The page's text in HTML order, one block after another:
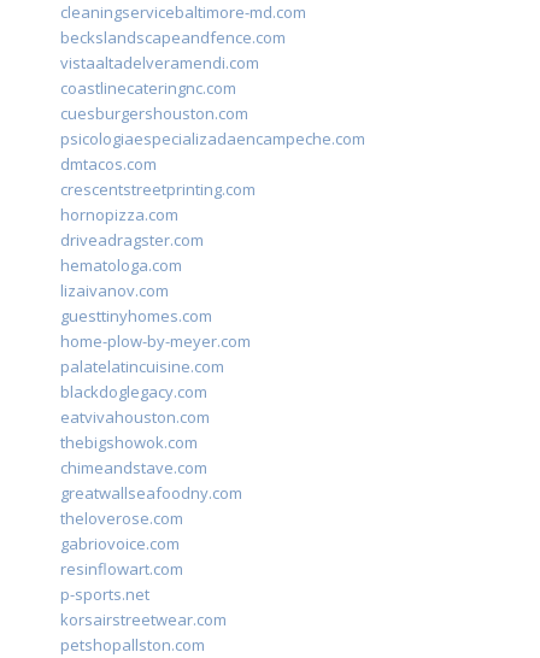
cleaningservicebaltimore-md.com
beckslandscapeandfence.com
vistaaltadelveramendi.com
coastlinecateringnc.com
cuesburgershouston.com
psicologiaespecializadaencampeche.com
dmtacos.com
crescentstreetprinting.com
hornopizza.com
driveadragster.com
hematologa.com
lizaivanov.com
guesttinyhomes.com
home-plow-by-meyer.com
palatelatincuisine.com
blackdoglegacy.com
eatvivahouston.com
thebigshowok.com
chimeandstave.com
greatwallseafoodny.com
theloverose.com
gabriovoice.com
resinflowart.com
p-sports.net
korsairstreetwear.com
petshopallston.com